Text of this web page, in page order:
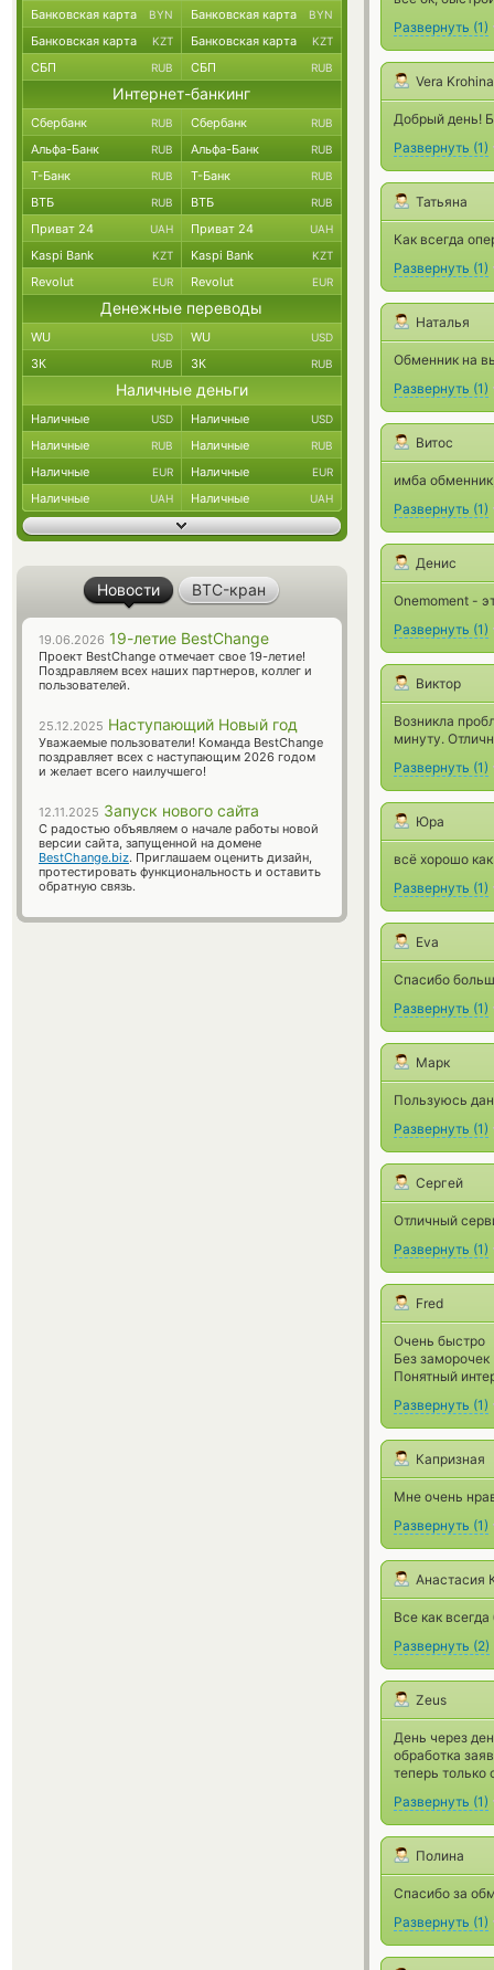
Развернуть (1)
Vera Krohina
Добрый день!
Развернуть (1)
Татьяна
Как всегда
Развернуть (1)
Наталья
Обменник на
Развернуть (1)
Витос
имба
Развернуть (1)
Денис
Onemoment -
Развернуть (1)
Виктор
Возникла
минуту.
Развернуть (1)
Юра
всё хорошо
Развернуть (1)
Eva
Спасибо
Развернуть (1)
Марк
Пользуюсь
Развернуть (1)
Сергей
Отличный
Развернуть (1)
Fred
Очень быстро
Без заморочек
Понятный
Развернуть (1)
Капризная
Мне очень
Развернуть (1)
Анастасия
Все как
Развернуть (2)
Zeus
День через
обработка
теперь только
Развернуть (1)
Полина
Спасибо за
Развернуть (1)
Банковская карта BYN Банковская карта BYN
Банковская карта KZT Банковская карта KZT
СБП RUB СБП RUB
Интернет-банкинг
Сбербанк RUB Сбербанк RUB
Альфа-Банк RUB Альфа-Банк RUB
Т-Банк RUB Т-Банк RUB
ВТБ RUB ВТБ RUB
Приват 24 UAH Приват 24 UAH
Kaspi Bank KZT Kaspi Bank KZT
Revolut EUR Revolut EUR
Денежные переводы
WU USD WU USD
ЗК RUB ЗК RUB
Наличные деньги
Наличные USD Наличные USD
Наличные RUB Наличные RUB
Наличные EUR Наличные EUR
Наличные UAH Наличные UAH
Новости BTC-кран
19.06.2026 19-летие BestChange
Проект BestChange отмечает свое 19-летие!
Поздравляем всех наших партнеров, коллег и
пользователей.
25.12.2025 Наступающий Новый год
Уважаемые пользователи! Команда BestChange
поздравляет всех с наступающим 2026 годом
и желает всего наилучшего!
12.11.2025 Запуск нового сайта
С радостью объявляем о начале работы новой
версии сайта, запущенной на домене
BestChange.biz. Приглашаем оценить дизайн,
протестировать функциональность и оставить
обратную связь.